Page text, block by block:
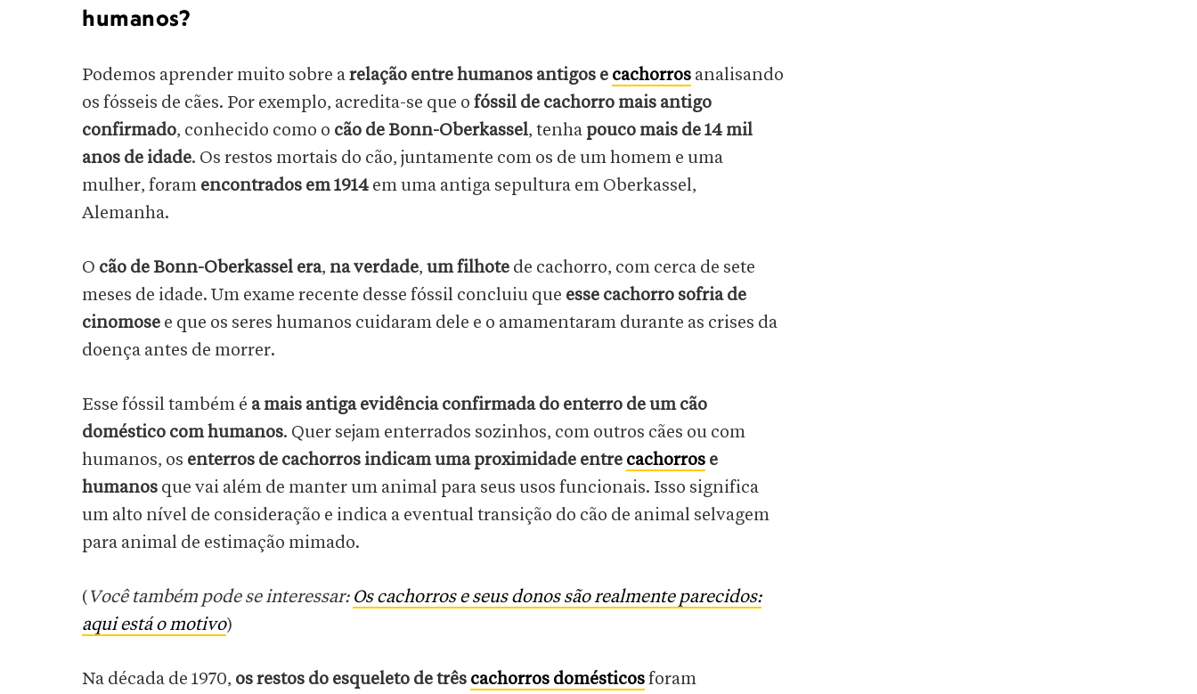
humanos?
Podemos aprender muito sobre arelação entre humanos antigos e cachorros analisando
os fósseis de cães. Por exemplo, acredita-se que o fóssil de cachorro mais antigo
confirmado, conhecido como o cão de Bonn-Oberkassel, tenha pouco mais de 14 mil
anos de idade. Os restos mortais do cão, juntamente com os de um homem e uma
mulher, foram encontrados em 1914 em uma antiga sepultura em Oberkassel,
Alemanha.
O cão de Bonn-Oberkassel era, na verdade, um filhote de cachorro, com cerca de sete
meses de idade. Um exame recente desse fóssil concluiu que esse cachorro sofria de
cinomose e que os seres humanos cuidaram dele e o amamentaram durante as crises da
doença antes de morrer.
Esse fóssil também é a mais antiga evidência confirmada do enterro de um cão
doméstico com humanos. Quer sejam enterrados sozinhos, com outros cães ou com
humanos, os enterros de cachorros indicam uma proximidade entre cachorros e
humanos que vai além de manter um animal para seus usos funcionais. Isso significa
um alto nível de consideração e indica a eventual transição do cão de animal selvagem
para animal de estimação mimado.
( Você também pode se interessar: Os cachorros e seus donos são realmente parecidos:
aqui está o motivo)
Na década de 1970, os restos do esqueleto de três cachorros domésticosforam